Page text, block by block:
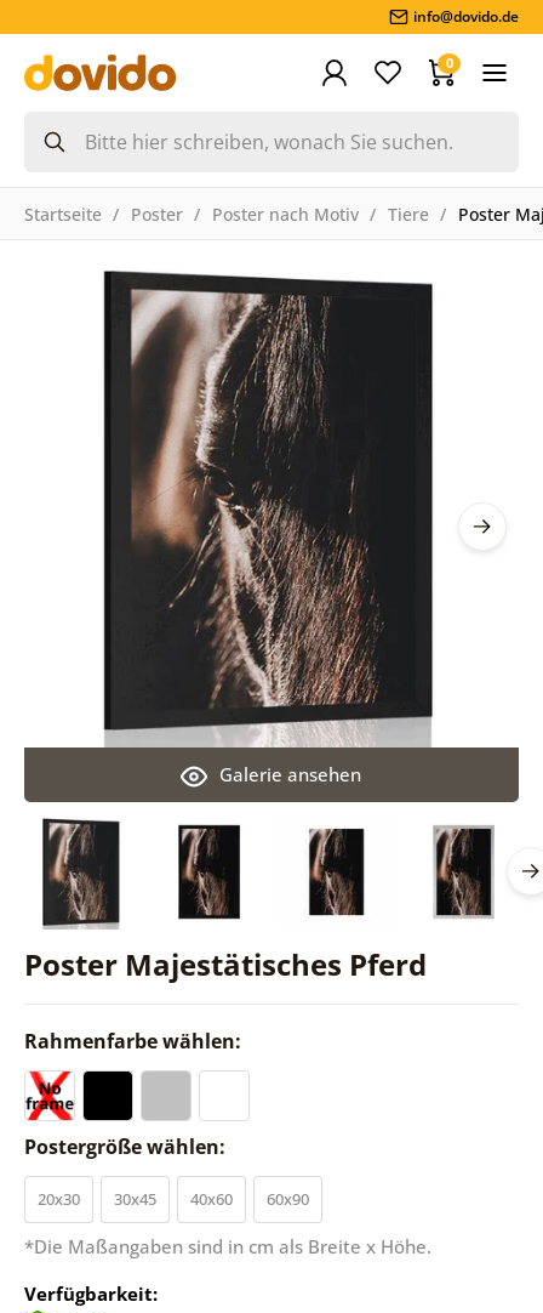
info@dovido.de
0
Startseite Poster Poster nach Motiv Tiere Poster
Poster Majestätisches Pferd
Galerie ansehen
Rahmenfarbe wählen:
Postergröße wählen:
20x30 30x45 40x60 60x90
*Die Maßangaben sind in cm als Breite x Höhe.
Verfügbarkeit: